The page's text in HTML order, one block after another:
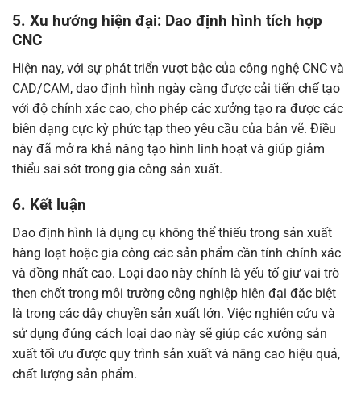
5. Xu hướng hiện đại: Dao định hình tích hợp
CNC
Hiện nay, với sự phát triển vượt bậc của công nghệ CNC và
CAD/CAM, dao định hình ngày càng được cải tiến chế tạo
với độ chính xác cao, cho phép các xưởng tạo ra được các
biên dạng cực kỳ phức tạp theo yêu cầu của bản vẽ. Điều
này đã mở ra khả năng tạo hình linh hoạt và giúp giảm
thiểu sai sót trong gia công sản xuất.
6. Kết luận
Dao định hình là dụng cụ không thể thiếu trong sản xuất
hàng loạt hoặc gia công các sản phẩm cần tính chính xác
và đồng nhất cao. Loại dao này chính là yếu tố giư vai trò
then chốt trong môi trường công nghiệp hiện đại đặc biệt
là trong các dây chuyền sản xuất lớn. Việc nghiên cứu và
sử dụng đúng cách loại dao này sẽ giúp các xưởng sản
xuất tối ưu được quy trình sản xuất và nâng cao hiệu quả,
chất lượng sản phẩm.